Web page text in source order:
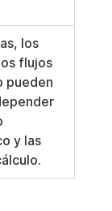
los
flujos
pueden
y las